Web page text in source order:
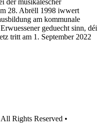
der musikalescher
28. Abrëll 1998 iwwert
am kommunale
geduecht sinn, déi
tritt am 1. September 2022
Rights Reserved •